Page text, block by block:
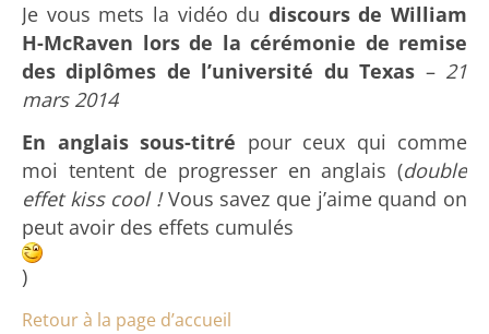
Je vous mets la vidéo du discours de William
H-McRaven lors de la cérémonie de remise
des diplômes de l’université du Texas – 21
mars 2014
En anglais sous-titré pour ceux qui comme
moi tentent de progresser en anglais (double
effet kiss cool !Vous savez que j’aime quand on
peut avoir des effets cumulés
)
Retour à la page d’accueil